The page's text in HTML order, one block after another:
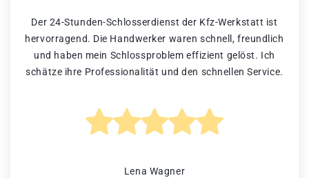
Der 24-Stunden-Schlosserdienst der Kfz-Werkstatt ist
hervorragend. Die Handwerker waren schnell, freundlich
und haben mein Schlossproblem effizient gelöst. Ich
schätze ihre Professionalität und den schnellen Service.
Lena Wagner